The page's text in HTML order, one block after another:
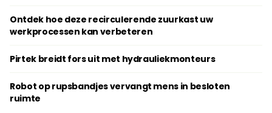
Ontdek hoe deze recirculerende zuurkast uw
werkprocessen kan verbeteren
Pirtek breidt fors uit met hydrauliekmonteurs
Robot op rupsbandjes vervangt mens in besloten
ruimte